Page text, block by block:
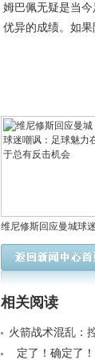
姆巴佩无疑是当
优异的成绩。如
维尼修斯回应曼城球迷
嘲讽：足球魅力在于
有反击机会
相关阅读
火箭战术混乱：
度成疑< /a>
定了！确定了